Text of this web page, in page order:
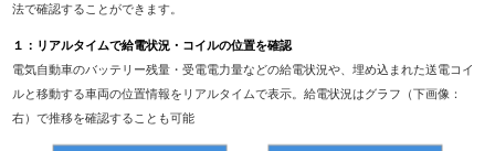
法で確認することができます。
１：リアルタイムで給電状況・コイルの位置を確認
電気自動車のバッテリー残量・受電電力量などの給電状況や、埋め込まれた送電コイ
ルと移動する車両の位置情報をリアルタイムで表示。給電状況はグラフ（下画像：
右）で推移を確認することも可能